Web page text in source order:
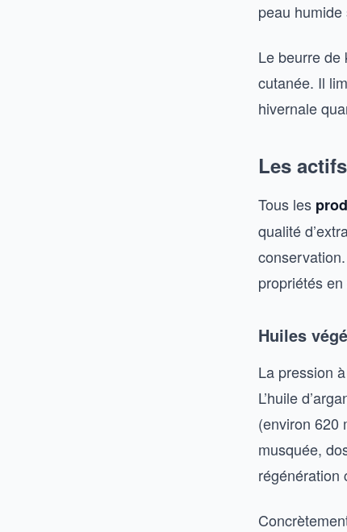
peau
Le beurre de
cutanée. Il
hivernale
Les
Tous les
qualité
propriétés
Huiles
La pression
L’huile
(environ 620
musquée,
régénération